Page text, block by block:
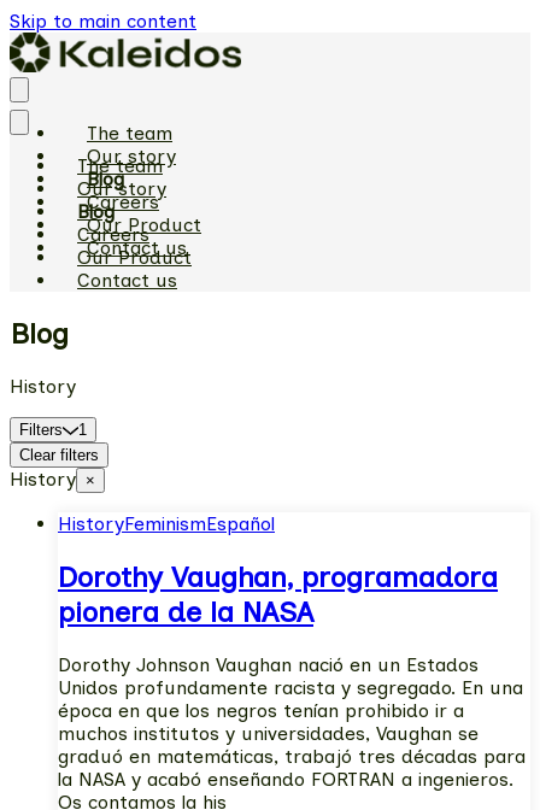
Skip to main content
The team
Our story
Blog
Careers
Our Product
Contact us
The team
Our story
Blog
Careers
Our Product
Contact us
Blog
History
Filters
1
Clear filters
History ×
HistoryFeminismEspañol
Dorothy Vaughan, programadora
pionera de la NASA
Dorothy Johnson Vaughan nació en un Estados
Unidos profundamente racista y segregado. En una
época en que los negros tenían prohibido ir a
muchos institutos y universidades, Vaughan se
graduó en matemáticas, trabajó tres décadas para
la NASA y acabó enseñando FORTRAN a ingenieros.
Os contamos la his